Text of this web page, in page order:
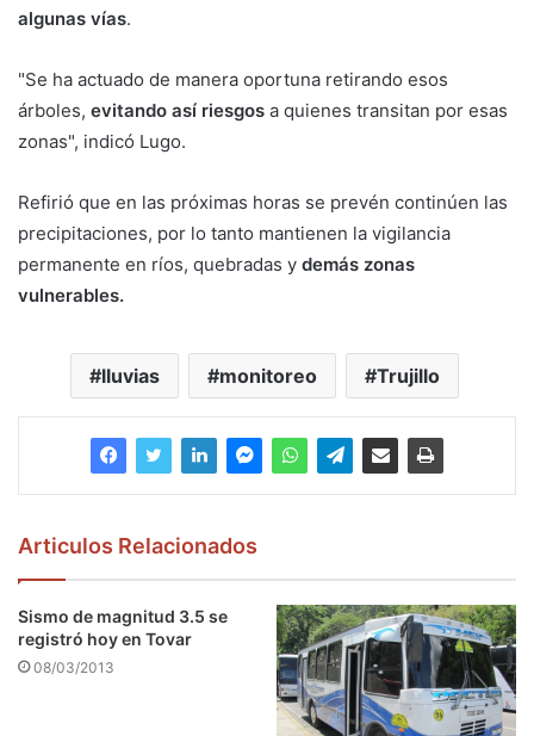
algunas vías.
"Se ha actuado de manera oportuna retirando esos
árboles, evitando así riesgos a quienes transitan por esas
zonas", indicó Lugo.
Refirió que en las próximas horas se prevén continúen las
precipitaciones, por lo tanto mantienen la vigilancia
permanente en ríos, quebradas y demás zonas
vulnerables.
lluvias monitoreo Trujillo
Articulos Relacionados
Sismo de magnitud 3.5 se
registró hoy en Tovar
08/03/2013